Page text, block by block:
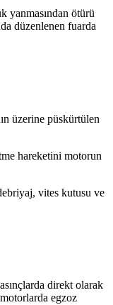
yanmasından ötürü
düzenlenen fuarda
üzerine püskürtülen
hareketini motorun
vites kutusu ve
direkt olarak
egzoz